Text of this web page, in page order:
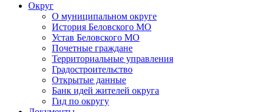
Округ
О муниципальном округе
История Беловского МО
Устав Беловского МО
Почетные граждане
Территориальные управления
Градостроительство
Открытые данные
Банк идей жителей округа
Гид по округу